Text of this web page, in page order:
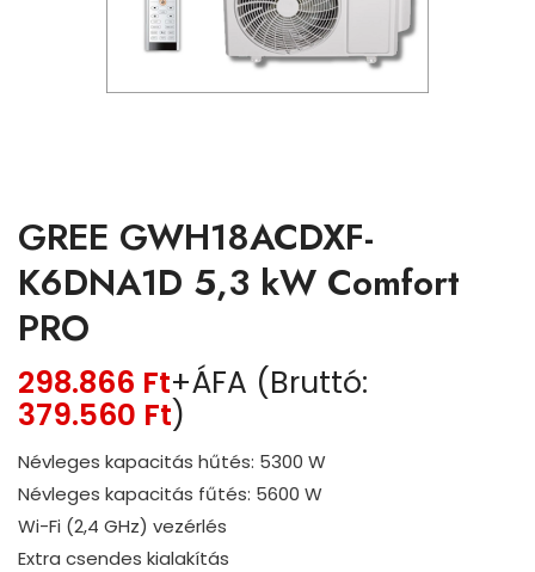
GREE GWH18ACDXF-
K6DNA1D 5,3 kW Comfort
PRO
298.866 Ft+ÁFA (Bruttó:
379.560 Ft)
Névleges kapacitás hűtés: 5300 W
Névleges kapacitás fűtés: 5600 W
Wi-Fi (2,4 GHz) vezérlés
Extra csendes kialakítás